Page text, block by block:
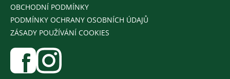
OBCHODNÍ PODMÍNKY
PODMÍNKY OCHRANY OSOBNÍCH ÚDAJŮ
ZÁSADY POUŽÍVÁNÍ COOKIES